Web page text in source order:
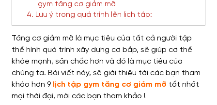
gym tăng cơ giảm mỡ
4. Lưu ý trong quá trình lên lịch tập:
Tăng cơ giảm mỡ là mục tiêu của tất cả người tập
thể hình quá trình xây dựng cơ bắp, sẽ giúp cơ thể
khỏe mạnh, săn chắc hơn và đó là mục tiêu của
chúng ta. Bài viết này, sẽ giới thiệu tới các bạn tham
khảo hơn 9 lịch tập gym tăng cơ giảm mỡ tốt nhất
mọi thời đại, mời các bạn tham khảo !